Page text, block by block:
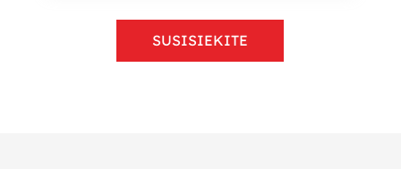
SUSISIEKITE